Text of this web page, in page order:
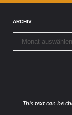
ARCHIV
Archiv
This text can be